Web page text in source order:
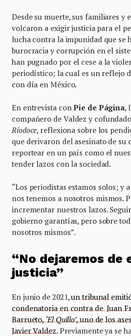
Desde su muerte, sus familiares y
volcaron a exigir justicia para el
lucha contra la impunidad que se
burocracia y corrupción en el
han pugnado por el cese a la
periodístico; la cual es un reflejo
con día en México.
En entrevista conPie de Página,
compañero de Valdez y
Ríodoce, reflexiona sobre los
que derivaron del asesinato de su
reportear en un país como el
tender lazos con la sociedad.
“Los periodistas estamos solos; y
nos tenemos a nosotros mismos.
incrementar nuestros lazos.
gobierno garantías, pero sobre
nosotros mismos”.
“No dejaremos de
justicia”
En junio de 2021,un tribunal
condenatoria en contra de Juan
Barrueto, ‘El Quillo’, uno de los
Javier Valdez. Previamente ya se